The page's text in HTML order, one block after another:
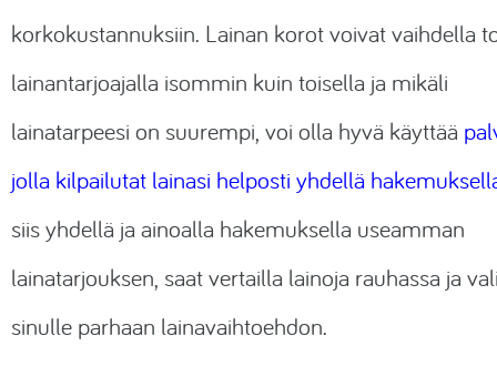
korkokustannuksiin. Lainan korot voivat vaihdella
lainantarjoajalla isommin kuin toisella ja mikäli
lainatarpeesi on suurempi, voi olla hyvä käyttää
jolla kilpailutat lainasi helposti yhdellä
siis yhdellä ja ainoalla hakemuksella useamman
lainatarjouksen, saat vertailla lainoja rauhassa ja
sinulle parhaan lainavaihtoehdon.